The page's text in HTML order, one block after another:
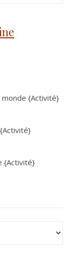
monde {Activité}
{Activité}